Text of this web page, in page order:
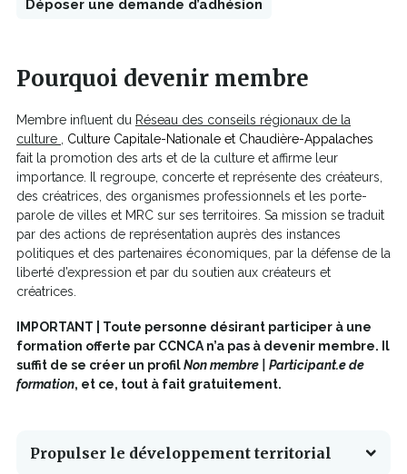
Déposer une demande d’adhésion
dans
nouvelle
fenêtre
Pourquoi devenir membre
Membre influent du Réseau des conseils régionaux de la
culture
Ce
lien
s'ouvrira
dans
une
nouvelle
fenêtre
Culture Capitale-Nationale et Chaudière-Appalaches
fait la promotion des arts et de la culture et affirme leur
importance. Il regroupe, concerte et représente des créateurs,
des créatrices, des organismes professionnels et les porte-
parole de villes et MRC sur ses territoires. Sa mission se traduit
par des actions de représentation auprès des instances
politiques et des partenaires économiques, par la défense de la
liberté d’expression et par du soutien aux créateurs et
créatrices.
IMPORTANT | Toute personne désirant participer à une
formation offerte par CCNCA n’a pas à devenir membre. Il
suffit de se créer un profilNon membre | Participant.e de
formation, et ce, tout à fait gratuitement.
Propulser le développement territorial